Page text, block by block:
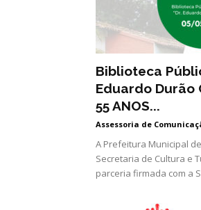
Biblioteca
Eduardo Durão
55 ANOS...
Assessoria de
A Prefeitura Municipal
Secretaria de Cultura e
parceria firmada com a